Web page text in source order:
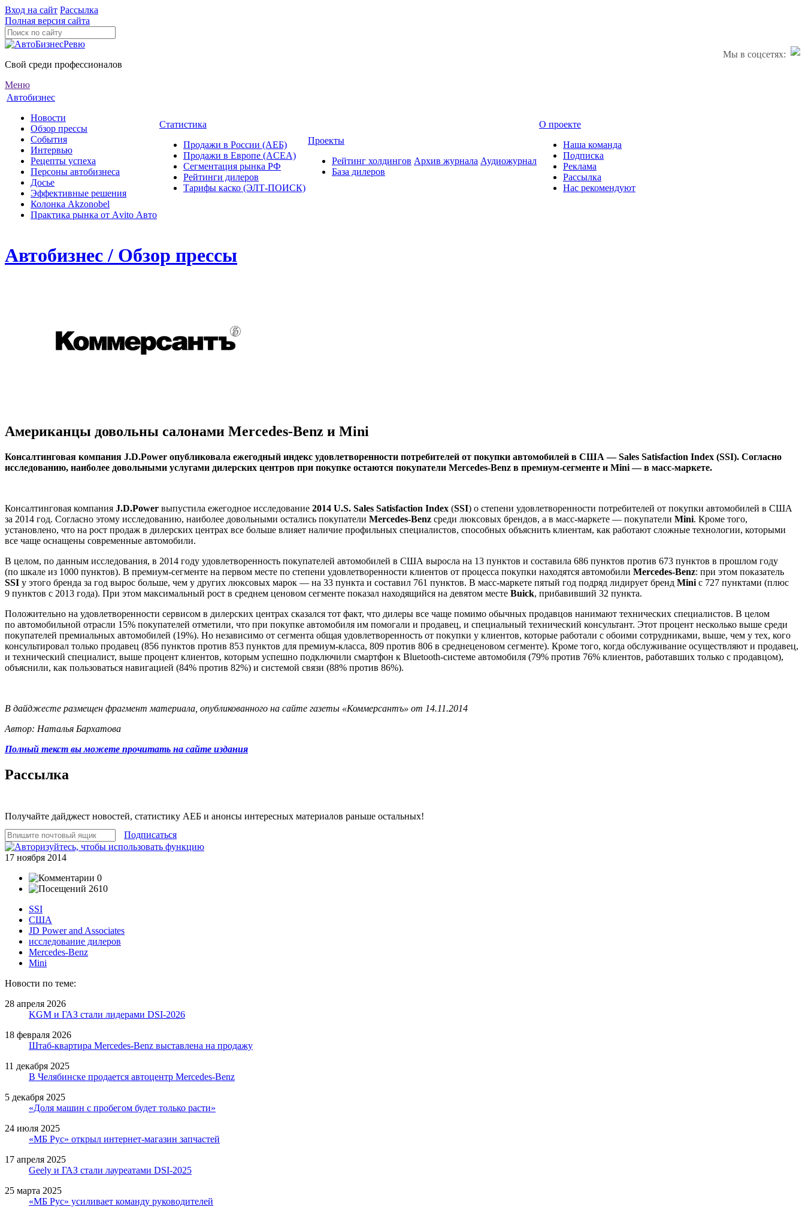
Вход на сайт Рассылка
Полная версия сайта
Мы в соцсетях:
Свой среди профессионалов
Меню
Автобизнес
Новости
Обзор прессы
События
Интервью
Рецепты успеха
Персоны автобизнеса
Досье
Эффективные решения
Колонка Akzonobel
Практика рынка от Аvito Авто
Статистика
Продажи в России (АЕБ)
Продажи в Европе (ACEA)
Сегментация рынка РФ
Рейтинги дилеров
Тарифы каско (ЭЛТ-ПОИСК)
Проекты
Рейтинг холдингов
База дилеров
Архив журнала Аудиожурнал
О проекте
Наша команда
Подписка
Реклама
Рассылка
Нас рекомендуют
Автобизнес / Обзор прессы
Американцы довольны салонами Mercedes-Benz и Mini
Консалтинговая компания J.D.Power опубликовала ежегодный индекс удовлетворенности потребителей от покупки автомобилей в США — Sales Satisfaction Index (SSI). Согласно
исследованию, наиболее довольными услугами дилерских центров при покупке остаются покупатели Mercedes-Benz в премиум-сегменте и Mini — в масс-маркете.
Консалтинговая компания J.D.Power выпустила ежегодное исследование 2014 U.S. Sales Satisfaction Index (SSI) о степени удовлетворенности потребителей от покупки автомобилей в США
за 2014 год. Согласно этому исследованию, наиболее довольными остались покупатели Mercedes-Benz среди люксовых брендов, а в масс-маркете — покупатели Mini. Кроме того,
установлено, что на рост продаж в дилерских центрах все больше влияет наличие профильных специалистов, способных объяснить клиентам, как работают сложные технологии, которыми
все чаще оснащены современные автомобили.
В целом, по данным исследования, в 2014 году удовлетворенность покупателей автомобилей в США выросла на 13 пунктов и составила 686 пунктов против 673 пунктов в прошлом году
(по шкале из 1000 пунктов). В премиум-сегменте на первом месте по степени удовлетворенности клиентов от процесса покупки находятся автомобили Mercedes-Benz: при этом показатель
SSI у этого бренда за год вырос больше, чем у других люксовых марок — на 33 пункта и составил 761 пунктов. В масс-маркете пятый год подряд лидирует бренд Mini с 727 пунктами (плюс
9 пунктов с 2013 года). При этом максимальный рост в среднем ценовом сегменте показал находящийся на девятом месте Buick, прибавивший 32 пункта.
Положительно на удовлетворенности сервисом в дилерских центрах сказался тот факт, что дилеры все чаще помимо обычных продавцов нанимают технических специалистов. В целом
по автомобильной отрасли 15% покупателей отметили, что при покупке автомобиля им помогали и продавец, и специальный технический консультант. Этот процент несколько выше среди
покупателей премиальных автомобилей (19%). Но независимо от сегмента общая удовлетворенность от покупки у клиентов, которые работали с обоими сотрудниками, выше, чем у тех, кого
консультировал только продавец (856 пунктов против 853 пунктов для премиум-класса, 809 против 806 в среднеценовом сегменте). Кроме того, когда обслуживание осуществляют и продавец,
и технический специалист, выше процент клиентов, которым успешно подключили смартфон к Bluetooth-системе автомобиля (79% против 76% клиентов, работавших только с продавцом),
объяснили, как пользоваться навигацией (84% против 82%) и системой связи (88% против 86%).
В дайджесте размещен фрагмент материала, опубликованного на сайте газеты «Коммерсантъ» от 14.11.2014
Автор: Наталья Бархатова
Полный текст вы можете прочитать на сайте издания
Рассылка
Получайте дайджест новостей, статистику АЕБ и анонсы интересных материалов раньше остальных!
Подписаться
17 ноября 2014
0
2610
SSI
США
JD Power and Associates
исследование дилеров
Mercedes-Benz
Mini
Новости по теме:
28 апреля 2026
KGM и ГАЗ стали лидерами DSI-2026
18 февраля 2026
Штаб-квартира Mercedes-Benz выставлена на продажу
11 декабря 2025
В Челябинске продается автоцентр Mercedes-Benz
5 декабря 2025
«Доля машин с пробегом будет только расти»
24 июля 2025
«МБ Рус» открыл интернет-магазин запчастей
17 апреля 2025
Geely и ГАЗ стали лауреатами DSI-2025
25 марта 2025
«МБ Рус» усиливает команду руководителей